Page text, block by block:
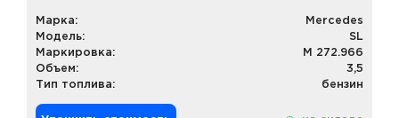
Марка:
Mercedes
Модель:
SL
Маркировка:
M 272.966
Объем:
3,5
Тип топлива:
бензин